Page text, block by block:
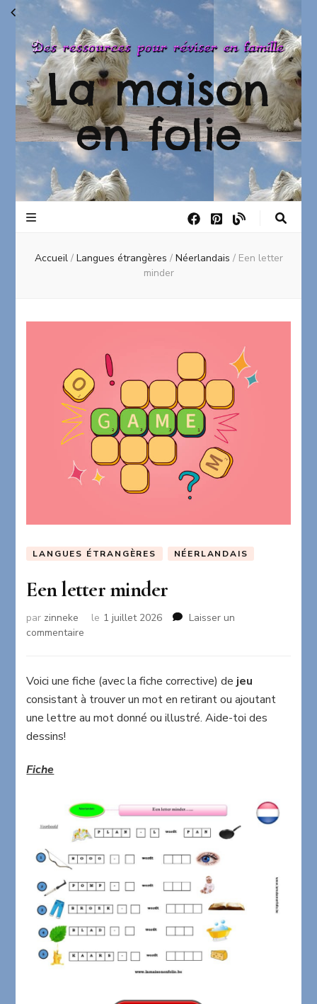
La maison
en folie
Accueil / Langues étrangères / Néerlandais / Een letter
minder
LANGUES ÉTRANGÈRES NÉERLANDAIS
Een letter minder
par zinneke le 1 juillet 2026
Laisser un
commentaire
minder
Voici une fiche (avec la fiche corrective) de jeu
consistant à trouver un mot en retirant ou ajoutant
une lettre au mot donné ou illustré. Aide-toi des
dessins!
Fiche